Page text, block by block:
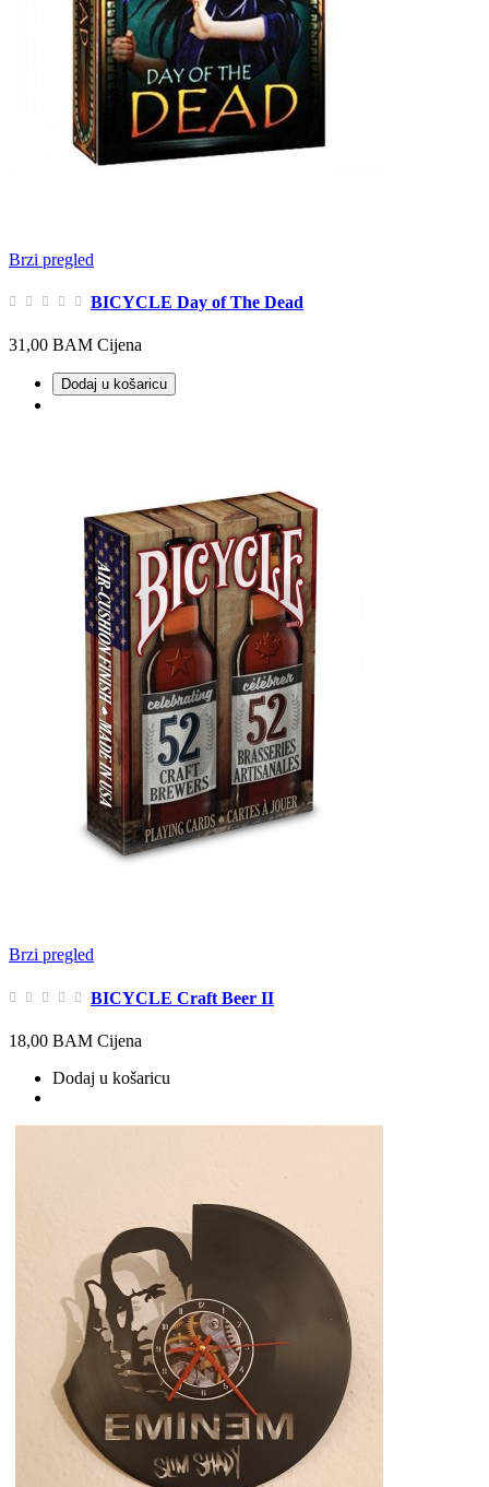
Brzi pregled
BICYCLE Day of The Dead
31,00 BAM Cijena
Dodaj u košaricu
Brzi pregled
BICYCLE Craft Beer II
18,00 BAM Cijena
Dodaj u košaricu